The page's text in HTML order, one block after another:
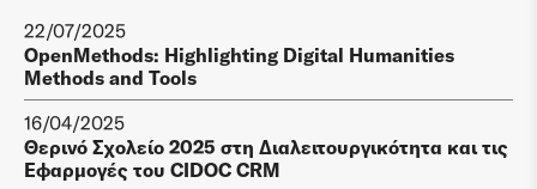
22/07/2025
OpenMethods: Highlighting Digital Humanities
Methods and Tools
16/04/2025
Θερινό Σχολείο 2025 στη Διαλειτουργικότητα και τις
Εφαρμογές του CIDOC CRM